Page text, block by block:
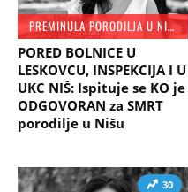
PREMINULA PORODILJA U NIŠU
PORED BOLNICE U
LESKOVCU, INSPEKCIJA I U
UKC NIŠ: Ispituje se KO je
ODGOVORAN za SMRT
porodilje u Nišu
30